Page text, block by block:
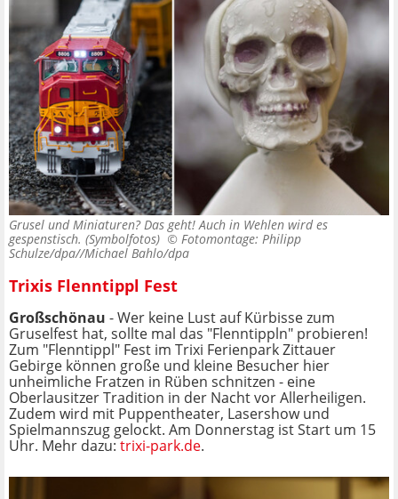
Grusel und Miniaturen? Das geht! Auch in Wehlen wird es
gespenstisch. (Symbolfotos) © Fotomontage: Philipp
Schulze/dpa//Michael Bahlo/dpa
Trixis Flenntippl Fest
Großschönau - Wer keine Lust auf Kürbisse zum
Gruselfest hat, sollte mal das "Flenn­tippln" probieren!
Zum "Flenntippl" Fest im Trixi Ferienpark Zittauer
Gebirge können große und kleine Besucher hier
unheimliche Fratzen in Rüben schnitzen - eine
Oberlausitzer Tradition in der Nacht vor Allerheiligen.
Zudem wird mit Puppentheater, Lasershow und
Spielmannszug gelockt. Am Donnerstag ist Start um 15
Uhr. Mehr dazu: trixi-park.de.